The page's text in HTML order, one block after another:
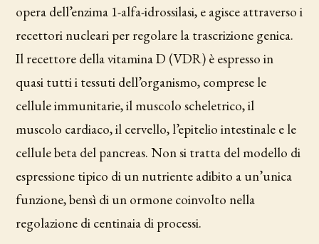
opera dell’enzima 1-alfa-idrossilasi, e agisce attraverso i
recettori nucleari per regolare la trascrizione genica.
Il recettore della vitamina D (VDR) è espresso in
quasi tutti i tessuti dell’organismo, comprese le
cellule immunitarie, il muscolo scheletrico, il
muscolo cardiaco, il cervello, l’epitelio intestinale e le
cellule beta del pancreas. Non si tratta del modello di
espressione tipico di un nutriente adibito a un’unica
funzione, bensì di un ormone coinvolto nella
regolazione di centinaia di processi.